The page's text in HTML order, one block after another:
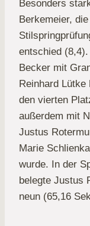
Besonders
Berkemeier,
entschied
Becker mit
Reinhard Lütke
den vierten
außerdem mit
Justus
Marie
wurde. In der
belegte Justus
neun (65,16